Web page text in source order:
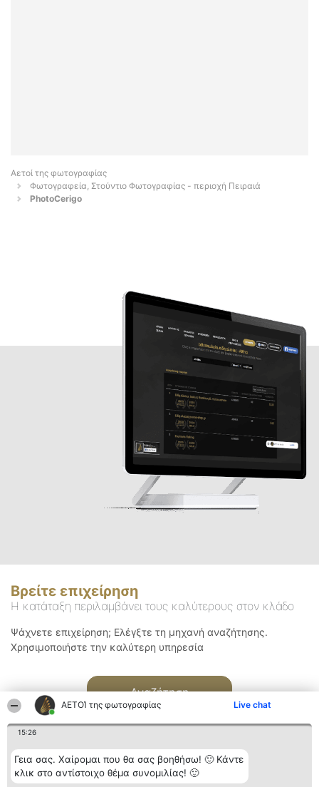
ΑΕΤΟΊ της φωτογραφίας Live chat
15:26
Γεια σας. Χαίρομαι που θα σας βοηθήσω! 🙂 Κάντε
κλικ στο αντίστοιχο θέμα συνομιλίας! 🙂
Αετοί της φωτογραφίας
Φωτογραφεία, Στούντιο Φωτογραφίας - περιοχή Πειραιά
PhotoCerigo
Βρείτε επιχείρηση
Η κατάταξη περιλαμβάνει τους καλύτερους στον κλάδο
Ψάχνετε επιχείρηση; Ελέγξτε τη μηχανή αναζήτησης.
Χρησιμοποιήστε την καλύτερη υπηρεσία
Αναζήτηση